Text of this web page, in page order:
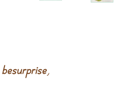
besurprise